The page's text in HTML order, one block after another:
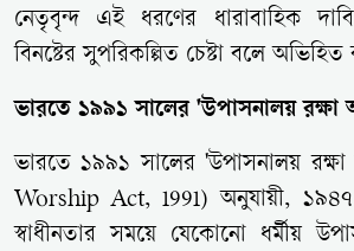
নেতৃবৃন্দ এই ধরণের ধারাবাহিক
বিনষ্টের সুপরিকল্পিত চেষ্টা বলে অভিহিত
ভারতে ১৯৯১ সালের 'উপাসনালয়
ভারতে ১৯৯১ সালের 'উপাসনালয়
Worship Act, 1991) অনুযায়ী,
স্বাধীনতার সময়ে যেকোনো ধর্মীয়